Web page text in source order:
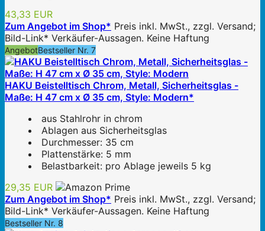
43,33 EUR
Zum Angebot im Shop* Preis inkl. MwSt., zzgl. Versand;
Bild-Link* Verkäufer-Aussagen. Keine Haftung
AngebotBestseller Nr. 7
HAKU Beistelltisch Chrom, Metall, Sicherheitsglas -
Maße: H 47 cm x Ø 35 cm, Style: Modern*
aus Stahlrohr in chrom
Ablagen aus Sicherheitsglas
Durchmesser: 35 cm
Plattenstärke: 5 mm
Belastbarkeit: pro Ablage jeweils 5 kg
29,35 EUR
Zum Angebot im Shop* Preis inkl. MwSt., zzgl. Versand;
Bild-Link* Verkäufer-Aussagen. Keine Haftung
Bestseller Nr. 8